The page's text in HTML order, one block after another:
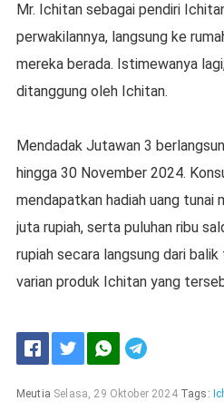
Mr. Ichitan sebagai pendiri
perwakilannya, langsung ke
mereka berada. Istimewanya
ditanggung oleh Ichitan.
Mendadak Jutawan 3
hingga 30 November 2024.
mendapatkan hadiah uang tunai
juta rupiah, serta puluhan ribu
rupiah secara langsung dari
varian produk Ichitan yang
Meutia Selasa, 29 Oktober 2024 Tags: